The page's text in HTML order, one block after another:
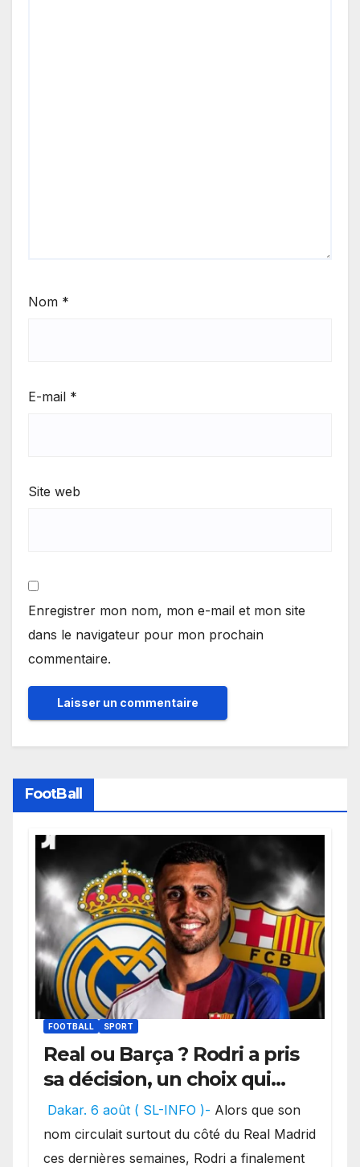
Nom *
E-mail *
Site web
Enregistrer mon nom, mon e-mail et mon site
dans le navigateur pour mon prochain
commentaire.
FootBall
FOOTBALL SPORT
Real ou Barça ? Rodri a pris
sa décision, un choix qui
pourrait faire grand bruit
sur le marché des
transferts.
Dakar. 6 août ( SL-INFO )- Alors que son
nom circulait surtout du côté du Real Madrid
ces dernières semaines, Rodri a finalement